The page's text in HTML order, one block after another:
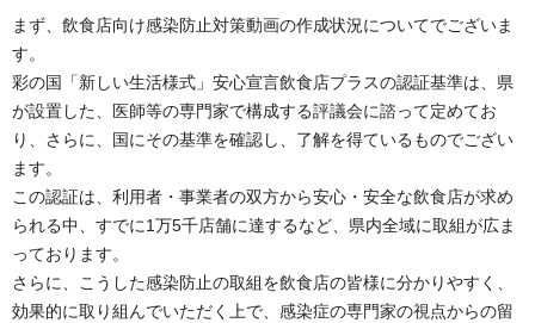
まず、飲食店向け感染防止対策動画の作成状況についてでございま
す。
彩の国「新しい生活様式」安心宣言飲食店プラスの認証基準は、県
が設置した、医師等の専門家で構成する評議会に諮って定めてお
り、さらに、国にその基準を確認し、了解を得ているものでござい
ます。
この認証は、利用者・事業者の双方から安心・安全な飲食店が求め
られる中、すでに1万5千店舗に達するなど、県内全域に取組が広ま
っております。
さらに、こうした感染防止の取組を飲食店の皆様に分かりやすく、
効果的に取り組んでいただく上で、感染症の専門家の視点からの留